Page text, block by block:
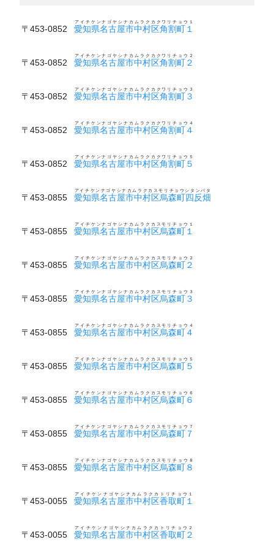
〒453-0852 愛知県名古屋市中村区角割町１
アイチケンナゴヤシナカムラクカクワリチョウ１
〒453-0852 愛知県名古屋市中村区角割町２
アイチケンナゴヤシナカムラクカクワリチョウ２
〒453-0852 愛知県名古屋市中村区角割町３
アイチケンナゴヤシナカムラクカクワリチョウ３
〒453-0852 愛知県名古屋市中村区角割町４
アイチケンナゴヤシナカムラクカクワリチョウ４
〒453-0852 愛知県名古屋市中村区角割町５
アイチケンナゴヤシナカムラクカクワリチョウ５
〒453-0855 愛知県名古屋市中村区烏森町四反畑
アイチケンナゴヤシナカムラクカスモリチョウシタンバタ
〒453-0855 愛知県名古屋市中村区烏森町１
アイチケンナゴヤシナカムラクカスモリチョウ１
〒453-0855 愛知県名古屋市中村区烏森町２
アイチケンナゴヤシナカムラクカスモリチョウ２
〒453-0855 愛知県名古屋市中村区烏森町３
アイチケンナゴヤシナカムラクカスモリチョウ３
〒453-0855 愛知県名古屋市中村区烏森町４
アイチケンナゴヤシナカムラクカスモリチョウ４
〒453-0855 愛知県名古屋市中村区烏森町５
アイチケンナゴヤシナカムラクカスモリチョウ５
〒453-0855 愛知県名古屋市中村区烏森町６
アイチケンナゴヤシナカムラクカスモリチョウ６
〒453-0855 愛知県名古屋市中村区烏森町７
アイチケンナゴヤシナカムラクカスモリチョウ７
〒453-0855 愛知県名古屋市中村区烏森町８
アイチケンナゴヤシナカムラクカスモリチョウ８
〒453-0055 愛知県名古屋市中村区香取町１
アイチケンナゴヤシナカムラクカトリチョウ１
〒453-0055 愛知県名古屋市中村区香取町２
アイチケンナゴヤシナカムラクカトリチョウ２